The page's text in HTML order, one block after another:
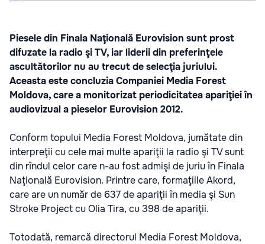
Piesele din Finala Naţională Eurovision sunt prost
difuzate la radio şi TV, iar liderii din preferinţele
ascultătorilor nu au trecut de selecţia juriului.
Aceasta este concluzia Companiei Media Forest
Moldova, care a monitorizat periodicitatea apariţiei în
audiovizual a pieselor Eurovision 2012.
Conform topului Media Forest Moldova, jumătate din
interpreţii cu cele mai multe apariţii la radio şi TV sunt
din rîndul celor care n-au fost admişi de juriu în Finala
Naţională Eurovision. Printre care, formaţiile Akord,
care are un număr de 637 de apariţii în media şi Sun
Stroke Project cu Olia Tira, cu 398 de apariţii.
Totodată, remarcă directorul Media Forest Moldova,